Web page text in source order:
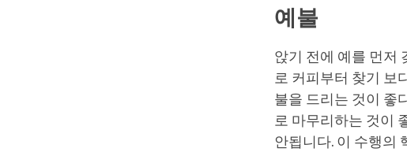
예불
앉기 전에 예를 먼저
로 커피부터 찾기 보
불을 드리는 것이 좋
로 마무리하는 것이
안됩니다. 이 수행의